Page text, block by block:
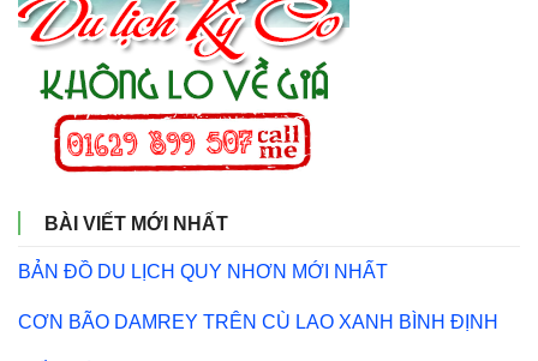
BÀI VIẾT MỚI NHẤT
BẢN ĐỒ DU LỊCH QUY NHƠN MỚI NHẤT
CƠN BÃO DAMREY TRÊN CÙ LAO XANH BÌNH ĐỊNH